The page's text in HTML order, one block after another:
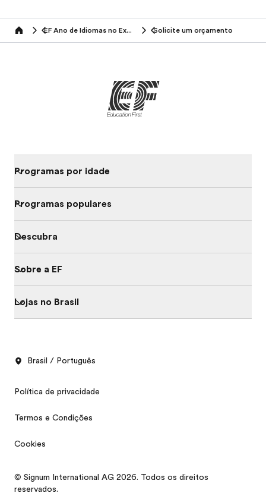
Home EF Ano de Idiomas no Exterior Solicite um orçamento
Programas por idade
Programas populares
Descubra
Sobre a EF
Lojas no Brasil
Brasil / Português
Política de privacidade
Termos e Condições
Cookies
© Signum International AG 2026. Todos os direitos
reservados.